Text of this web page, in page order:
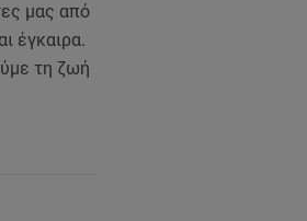
μας από
έγκαιρα.
τη ζωή